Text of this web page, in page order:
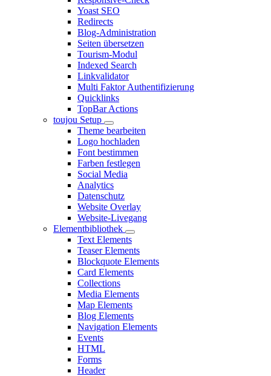
Yoast SEO
Redirects
Blog-Administration
Seiten übersetzen
Tourism-Modul
Indexed Search
Linkvalidator
Multi Faktor Authentifizierung
Quicklinks
TopBar Actions
toujou Setup
Theme bearbeiten
Logo hochladen
Font bestimmen
Farben festlegen
Social Media
Analytics
Datenschutz
Website Overlay
Website-Livegang
Elementbibliothek
Text Elements
Teaser Elements
Blockquote Elements
Card Elements
Collections
Media Elements
Map Elements
Blog Elements
Navigation Elements
Events
HTML
Forms
Header